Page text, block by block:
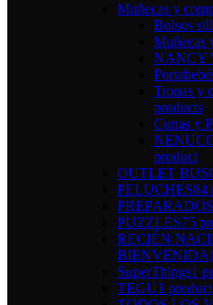
Muñecas y
Bolsos
Muñecas
NANCY
Tronas y
products
Cunas y
product
OUTLET
PELUCHES84
PUZZLES75
RECIÉN
BIENVENIDA)
SuperThings1
TEGU1 product